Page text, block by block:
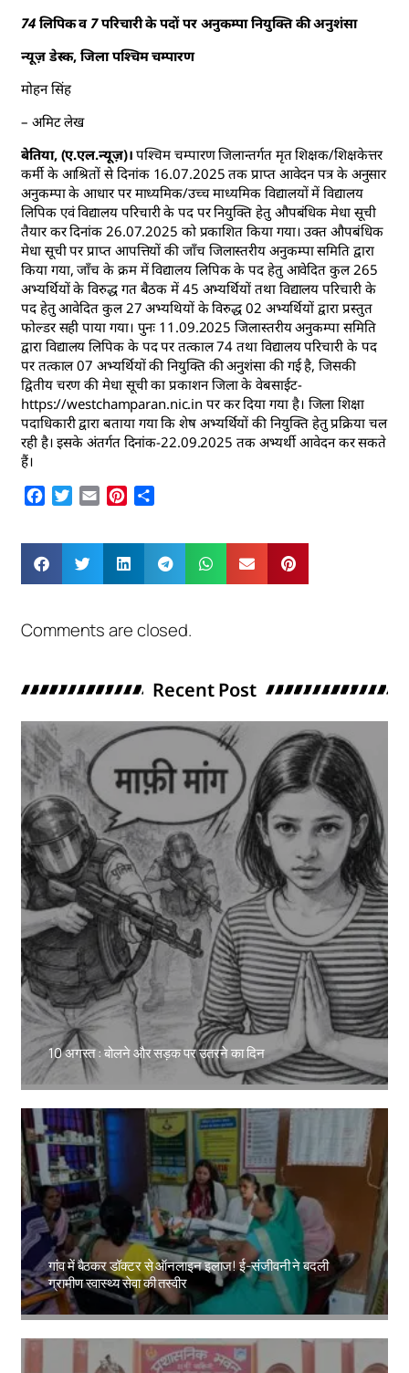
74 लिपिक व 7 परिचारी के पदों पर अनुकम्पा नियुक्ति की अनुशंसा
न्यूज़ डेस्क, जिला पश्चिम चम्पारण
मोहन सिंह
– अमिट लेख
बेतिया, (ए.एल.न्यूज़)। पश्चिम चम्पारण जिलान्तर्गत मृत शिक्षक/शिक्षकेत्तर
कर्मी के आश्रितों से दिनांक 16.07.2025 तक प्राप्त आवेदन पत्र के अनुसार
अनुकम्पा के आधार पर माध्यमिक/उच्च माध्यमिक विद्यालयों में विद्यालय
लिपिक एवं विद्यालय परिचारी के पद पर नियुक्ति हेतु औपबंधिक मेधा सूची
तैयार कर दिनांक 26.07.2025 को प्रकाशित किया गया। उक्त औपबंधिक
मेधा सूची पर प्राप्त आपत्तियों की जाँच जिलास्तरीय अनुकम्पा समिति द्वारा
किया गया, जाँच के क्रम में विद्यालय लिपिक के पद हेतु आवेदित कुल 265
अभ्यर्थियों के विरुद्ध गत बैठक में 45 अभ्यर्थियों तथा विद्यालय परिचारी के
पद हेतु आवेदित कुल 27 अभ्यथियों के विरुद्ध 02 अभ्यर्थियों द्वारा प्रस्तुत
फोल्डर सही पाया गया। पुनः 11.09.2025 जिलास्तरीय अनुकम्पा समिति
द्वारा विद्यालय लिपिक के पद पर तत्काल 74 तथा विद्यालय परिचारी के पद
पर तत्काल 07 अभ्यर्थियों की नियुक्ति की अनुशंसा की गई है, जिसकी
द्वितीय चरण की मेधा सूची का प्रकाशन जिला के वेबसाईट-
https://westchamparan.nic.in पर कर दिया गया है। जिला शिक्षा
पदाधिकारी द्वारा बताया गया कि शेष अभ्यर्थियों की नियुक्ति हेतु प्रक्रिया चल
रही है। इसके अंतर्गत दिनांक-22.09.2025 तक अभ्यर्थी आवेदन कर सकते
हैं।
Facebook
Twitter
Email Pinterest
Comments are closed.
Recent Post
10 अगस्त : बोलने और सड़क पर उतरने का दिन
Amit Lekh
गांव में बैठकर डॉक्टर से ऑनलाइन इलाज! ई-संजीवनी ने बदली
ग्रामीण स्वास्थ्य सेवा की तस्वीर
Amit Lekh